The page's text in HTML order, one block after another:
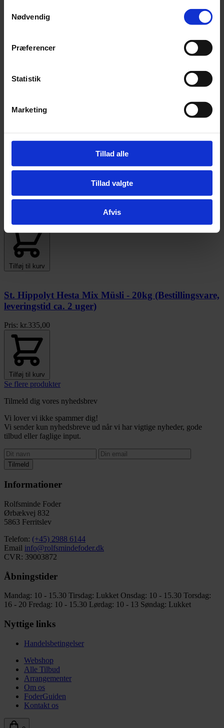
Nødvendig
Præferencer
Statistik
Marketing
Tillad alle
Tillad valgte
Afvis
Horselux Plus 15 kg (Bestillingsvare leveringstid ca.
Tilføj til kurv
Sort Havre - 12 kg
Tilføj til kurv
St. Hippolyt Hesta Mix Müsli - 20kg (Bestillingsvare,
leveringstid ca. 2 uger)
Pris: kr.335,00
Tilføj til kurv
Se flere produkter
Tilmeld dig vores nyhedsbrev
Vi lover vi ikke spammer dig!
Vi sender kun nyhedsbreve ud når vi har vigtige nyheder, gode
tilbud eller faglige input.
Tilmeld
Informationer
Rolfsminde Foder
Ørbækvej 832
5863 Ferritslev
Telefon: (+45) 2988 6144
Email info@rolfsmindefoder.dk
CVR: 39003872
Åbningstider
Mandag: 10 - 15.30 Tirsdag: Lukket Onsdag: 10 - 15.30 Torsdag:
16 - 20 Fredag: 10 - 15.30 Lørdag: 10 - 13 Søndag: Lukket
Nyttige links
Handelsbetingelser
Webshop
Alle Tilbud
Arrangementer
Om os
FoderGuiden
Kontakt os